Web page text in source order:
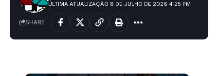
ÚLTIMA ATUALIZAÇÃO 8 DE JULHO DE 2026 4:25 PM
SHARE